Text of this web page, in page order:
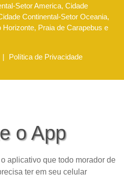
Setor America, Cidade
Continental-Setor Oceania,
Praia de Carapebus e
| Política de Privacidade
o App
aplicativo que todo morador de
ter em seu celular